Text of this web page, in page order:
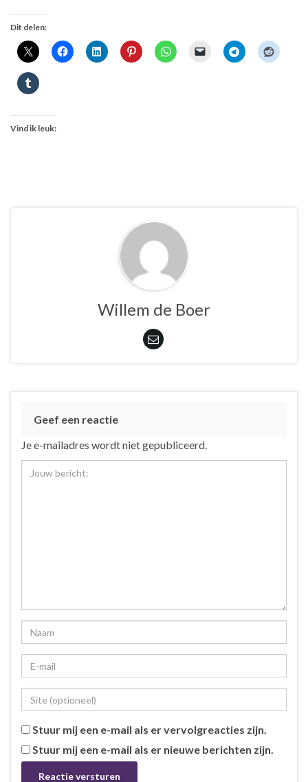
Dit delen:
Vind ik leuk:
Willem de Boer
Geef een reactie
Je e-mailadres wordt niet gepubliceerd.
Stuur mij een e-mail als er vervolgreacties zijn.
Stuur mij een e-mail als er nieuwe berichten zijn.